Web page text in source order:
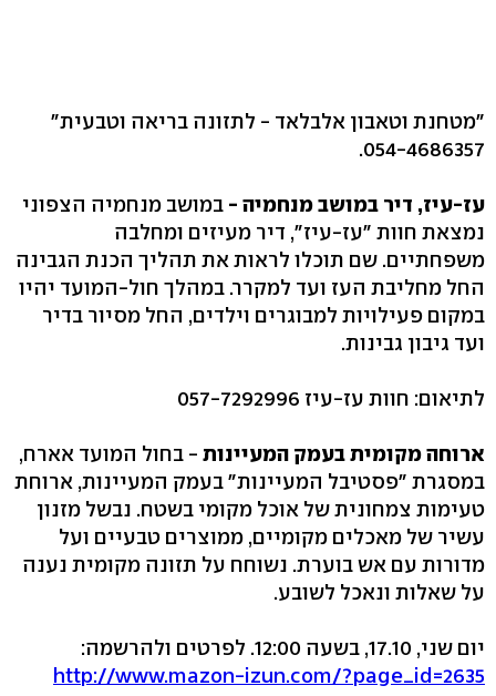
"מטחנת וטאבון אלבלאד - לתזונה בריאה וטבעית"
054-4686357.
עז-עיז, דיר במושב מנחמיה - במושב מנחמיה הצפוני
נמצאת חוות "עז-עיז", דיר מעיזים ומחלבה
משפחתיים. שם תוכלו לראות את תהליך הכנת הגבינה
החל מחליבת העז ועד למקרר. במהלך חול-המועד יהיו
במקום פעילויות למבוגרים וילדים, החל מסיור בדיר
ועד גיבון גבינות.
לתיאום: חוות עז-עיז 057-7292996
ארוחה מקומית בעמק המעיינות - בחול המועד אארח,
במסגרת "פסטיבל המעיינות" בעמק המעיינות, ארוחת
טעימות צמחונית של אוכל מקומי בשטח. נבשל מזנון
עשיר של מאכלים מקומיים, ממוצרים טבעיים ועל
מדורות עם אש בוערת. נשוחח על תזונה מקומית נענה
על שאלות ונאכל לשובע.
יום שני, 17.10, בשעה 12:00. לפרטים ולהרשמה:
http://www.mazon-izun.com/?page_id=2635